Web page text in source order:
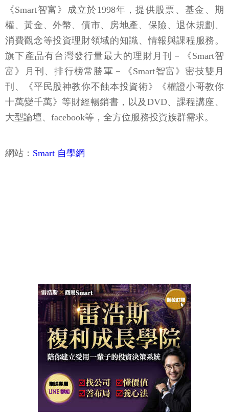
《Smart智富》成立於1998年，提供股票、基金、期
權、黃金、外幣、債市、房地產、保險、退休規劃、
消費觀念等投資理財領域的知識、情報與課程服務。
旗下產品有台灣發行量最大的理財月刊－《Smart智
富》月刊、排行榜常勝軍－《Smart智富》密技雙月
刊、《平民股神教你不蝕本投資術》《權證小哥教你
十萬變千萬》等財經暢銷書，以及DVD、課程講座、
大型論壇、facebook等，全方位服務投資族群需求。
網站： Smart 自學網